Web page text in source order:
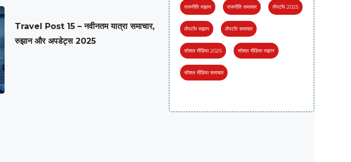
Travel Post 15 – नवीनतम यात्रा समाचार,
रुझान और अपडेट्स 2025
राजनीति रुझान राजनीति समाचार लैपटॉप 2025
लैपटॉप रुझान लैपटॉप समाचार
सोशल मीडिया 2025 सोशल मीडिया रुझान
सोशल मीडिया समाचार